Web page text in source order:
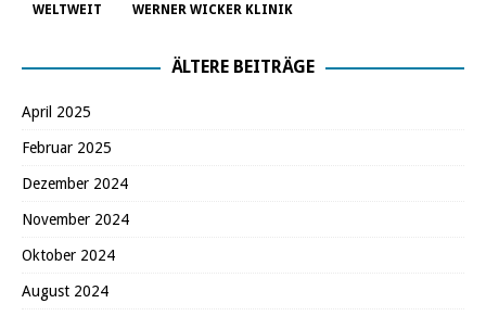
WELTWEIT WERNER WICKER KLINIK
ÄLTERE BEITRÄGE
April 2025
Februar 2025
Dezember 2024
November 2024
Oktober 2024
August 2024